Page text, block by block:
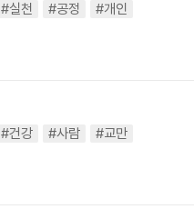
#실천 #공정
#개인
#건강 #사람
#교만